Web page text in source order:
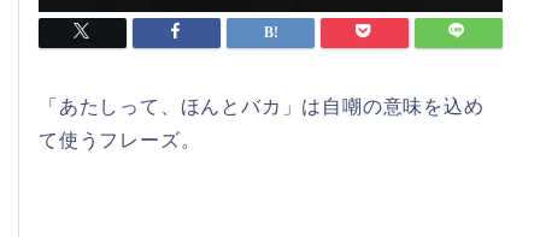
「あたしって、ほんとバカ」は自嘲の意味を込め
て使うフレーズ。